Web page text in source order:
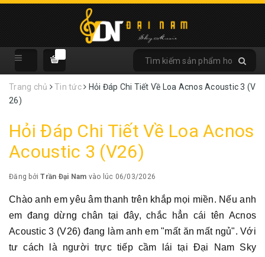
Trang chủ Tin tức
Hỏi Đáp Chi Tiết Về Loa Acnos Acoustic 3 (V
26)
Hỏi Đáp Chi Tiết Về Loa Acnos
Acoustic 3 (V26)
Đăng bởiTrần Đại Nam vào lúc 06/03/2026
Chào anh em yêu âm thanh trên khắp mọi miền. Nếu anh
em đang dừng chân tại đây, chắc hẳn cái tên Acnos
Acoustic 3 (V26) đang làm anh em "mất ăn mất ngủ". Với
tư cách là người trực tiếp cầm lái tại Đại Nam Sky